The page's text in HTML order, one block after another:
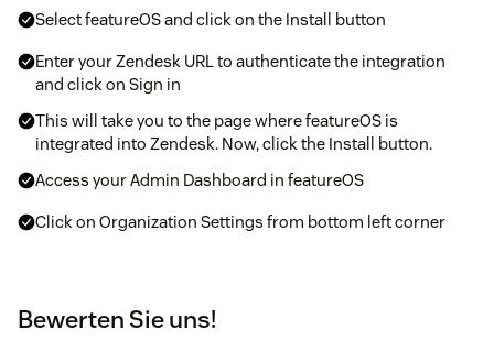
Select featureOS and click on the Install button
Enter your Zendesk URL to authenticate the integration
and click on Sign in
This will take you to the page where featureOS is
integrated into Zendesk. Now, click the Install button.
Access your Admin Dashboard in featureOS
Click on Organization Settings from bottom left corner
Scroll down to find Zendesk and enter your Zendesk
subdomain
Bewerten Sie uns!